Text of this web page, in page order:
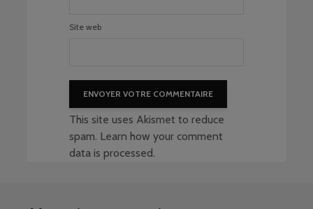
Site web
This site uses Akismet to reduce
spam. Learn how your comment
data is processed.